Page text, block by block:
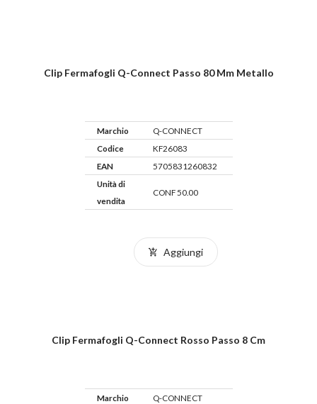
Clip Fermafogli Q-Connect Passo 80 Mm Metallo
Marchio
Q-CONNECT
Codice
KF26083
EAN
5705831260832
Unità di
vendita
CONF 50.00
Aggiungi
Clip Fermafogli Q-Connect Rosso Passo 8 Cm
Marchio
Q-CONNECT